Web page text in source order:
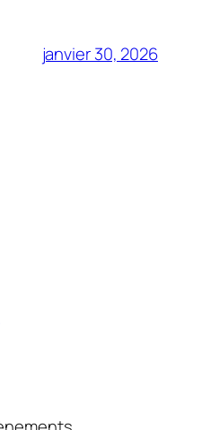
janvier 30, 2026